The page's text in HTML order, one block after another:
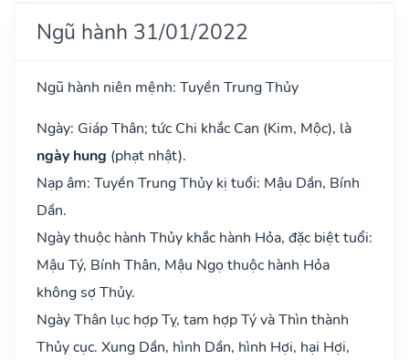
Ngũ hành 31/01/2022
Ngũ hành niên mệnh: Tuyền Trung Thủy
Ngày: Giáp Thân; tức Chi khắc Can (Kim, Mộc), là
ngày hung (phạt nhật).
Nạp âm: Tuyền Trung Thủy kị tuổi: Mậu Dần, Bính
Dần.
Ngày thuộc hành Thủy khắc hành Hỏa, đặc biệt tuổi:
Mậu Tý, Bính Thân, Mậu Ngọ thuộc hành Hỏa
không sợ Thủy.
Ngày Thân lục hợp Tỵ, tam hợp Tý và Thìn thành
Thủy cục. Xung Dần, hình Dần, hình Hợi, hại Hợi,